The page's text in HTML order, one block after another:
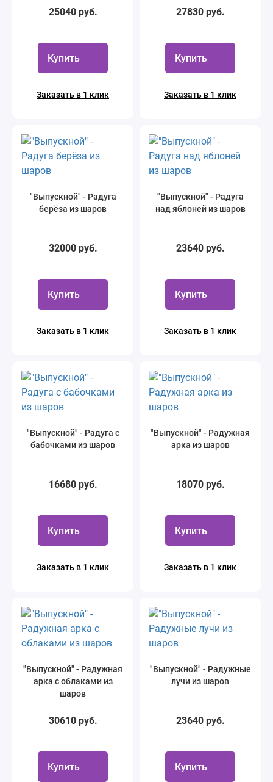
25040 руб.
Купить
Заказать в 1 клик
27830 руб.
Купить
Заказать в 1 клик
"Выпускной" - Радуга
берёза из шаров
32000 руб.
Купить
Заказать в 1 клик
"Выпускной" - Радуга
над яблоней из шаров
23640 руб.
Купить
Заказать в 1 клик
"Выпускной" - Радуга с
бабочками из шаров
16680 руб.
Купить
Заказать в 1 клик
"Выпускной" - Радужная
арка из шаров
18070 руб.
Купить
Заказать в 1 клик
"Выпускной" - Радужная
арка с облаками из
шаров
30610 руб.
Купить
"Выпускной" - Радужные
лучи из шаров
23640 руб.
Купить